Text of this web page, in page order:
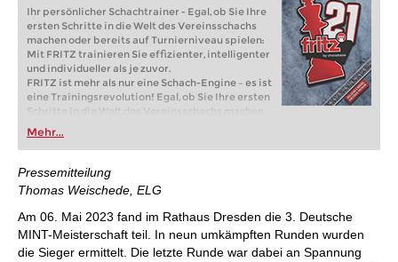
Ihr persönlicher Schachtrainer - Egal, ob Sie Ihre
ersten Schritte in die Welt des Vereinsschachs
machen oder bereits auf Turnierniveau spielen:
Mit FRITZ trainieren Sie effizienter, intelligenter
und individueller als je zuvor.
FRITZ ist mehr als nur eine Schach-Engine – es ist
eine Trainingsrevolution! Egal, ob Sie Ihre ersten
Schritte in die Welt des Vereinsschachs machen
oder bereits auf Turnierniveau spielen: Mit
FRITZ trainieren Sie effizienter, intelligenter und
individueller als je zuvor.
Mehr...
Pressemitteilung
Thomas Weischede, ELG
Am 06. Mai 2023 fand im Rathaus Dresden die 3. Deutsche
MINT-Meisterschaft teil. In neun umkämpften Runden wurden
die Sieger ermittelt. Die letzte Runde war dabei an Spannung